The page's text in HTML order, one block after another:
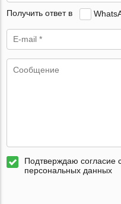
Получить ответ в
Подтверждаю согласие
персональных данных